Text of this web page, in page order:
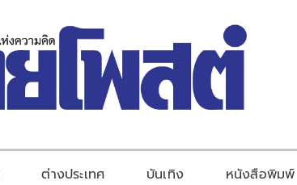
ต่างประเทศ บันเทิง หนังสือพิมพ์